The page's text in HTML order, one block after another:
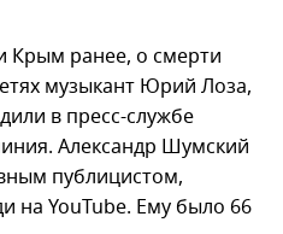
Крым ранее, о смерти
музыкант Юрий Лоза,
в пресс-службе
Александр Шумский
публицистом,
YouTube. Ему было 66